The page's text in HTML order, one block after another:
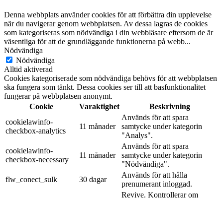
Denna webbplats använder cookies för att förbättra din upplevelse
när du navigerar genom webbplatsen. Av dessa lagras de cookies
som kategoriseras som nödvändiga i din webbläsare eftersom de är
väsentliga för att de grundläggande funktionerna på webb...
Nödvändiga
Nödvändiga
Alltid aktiverad
Cookies kategoriserade som nödvändiga behövs för att webbplatsen
ska fungera som tänkt. Dessa cookies ser till att basfunktionalitet
fungerar på webbplatsen anonymt.
Cookie
Varaktighet
Beskrivning
cookielawinfo-
checkbox-analytics
11 månader
Används för att spara
samtycke under kategorin
"Analys".
cookielawinfo-
checkbox-necessary
11 månader
Används för att spara
samtycke under kategorin
"Nödvändiga".
flw_conect_sulk
30 dagar
Används för att hålla
prenumerant inloggad.
Revive. Kontrollerar om